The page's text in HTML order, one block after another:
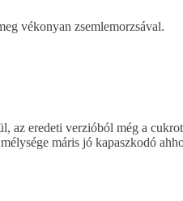
vékonyan zsemlemorzsával.
az eredeti verzióból még a
máris jó kapaszkodó